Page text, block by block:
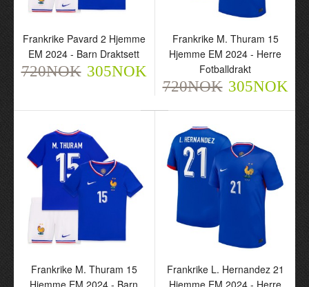
Frankrike Pavard 2
Hjemme EM 2024 - Barn
Draktsett
720NOK 305NOK
Frankrike M. Thuram 15
Hjemme EM 2024 - Herre
720NOK 305NOK
Frankrike Pavard 2 Hjemme
EM 2024 - Barn Draktsett
720NOK 305NOK
Frankrike M. Thuram 15
Hjemme EM 2024 - Herre
Fotballdrakt
720NOK 305NOK
Frankrike M. Thuram 15
Hjemme EM 2024 - Barn
Frankrike L. Hernandez 21
Hjemme EM 2024 - Herre